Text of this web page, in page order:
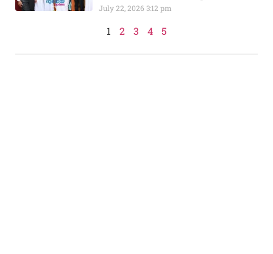
July 22, 20263:12 pm
1 2 3 4 5